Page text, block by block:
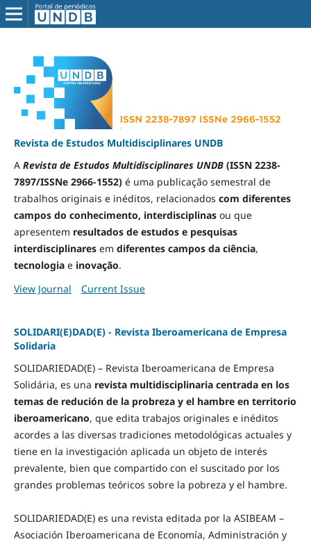
Revista de Estudos Multidisciplinares UNDB
A Revista de Estudos Multidisciplinares UNDB(ISSN 2238-
7897/ISSNe 2966-1552)é uma publicação semestral de
trabalhos originais e inéditos, relacionados com diferentes
campos do conhecimento, interdisciplinasou que
apresentem resultados de estudos e pesquisas
interdisciplinares em diferentes campos da ciência,
tecnologiae inovação.
View Journal
Current Issue
SOLIDARI(E)DAD(E) - Revista Iberoamericana de Empresa
Solidaria
SOLIDARIEDAD(E) – Revista Iberoamericana de Empresa
Solidária, es una revista multidisciplinaria centrada en los
temas de redución de la probreza y el hambre en territorio
iberoamericano, que edita trabajos originales e inéditos
acordes a las diversas tradiciones metodológicas actuales y
tiene en la investigación aplicada un objeto de interés
prevalente, bien que compartido con el suscitado por los
grandes problemas teóricos sobre la pobreza y el hambre.
SOLIDARIEDAD(E) es una revista editada por la ASIBEAM –
Asociación Iberoamericana de Economía, Administración y